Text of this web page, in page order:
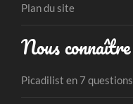
Plan du site
Nous connaître
Picadilist en 7 questions